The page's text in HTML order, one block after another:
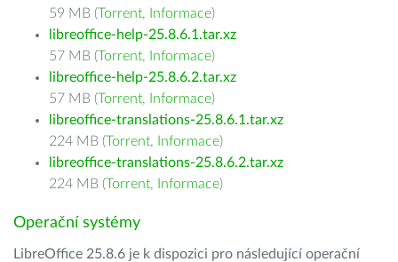
59 MB (Torrent, Informace)
libreoffice-help-25.8.6.1.tar.xz
57 MB (Torrent, Informace)
libreoffice-help-25.8.6.2.tar.xz
57 MB (Torrent, Informace)
libreoffice-translations-25.8.6.1.tar.xz
224 MB (Torrent, Informace)
libreoffice-translations-25.8.6.2.tar.xz
224 MB (Torrent, Informace)
Operační systémy
LibreOffice 25.8.6 je k dispozici pro následující operační